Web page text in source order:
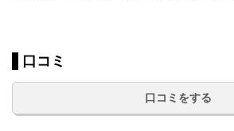
口コミ
口コミをする